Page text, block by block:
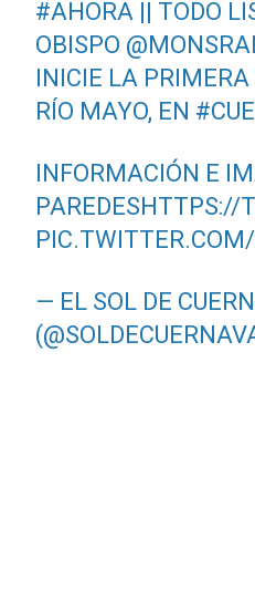
#AHORA || TODO
OBISPO
INICIE LA
RÍO MAYO, EN
INFORMACIÓN E
PAREDESHTTPS://
— EL SOL DE